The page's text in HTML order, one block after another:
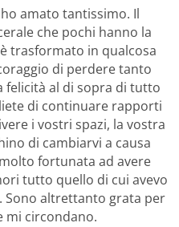
amato tantissimo. Il
che pochi hanno la
trasformato in qualcosa
di perdere tanto
felicità al di sopra di tutto
di continuare rapporti
i vostri spazi, la vostra
di cambiarvi a causa
fortunata ad avere
tutto quello di cui avevo
Sono altrettanto grata per
mi circondano.